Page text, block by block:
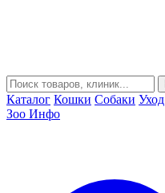
Каталог Кошки Собаки Уход
Зоо Инфо